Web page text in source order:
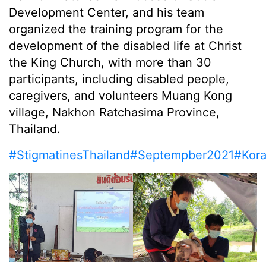
Development Center, and his team
organized the training program for the
development of the disabled life at Christ
the King Church, with more than 30
participants, including disabled people,
caregivers, and volunteers Muang Kong
village, Nakhon Ratchasima Province,
Thailand.
#StigmatinesThailand#Septempber2021